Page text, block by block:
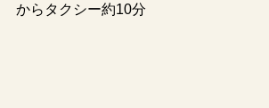
からタクシー約10分